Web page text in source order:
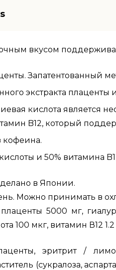
вкусом
Запатентованный
экстракта плаценты
кислота является
B12, который
кофеина.
и 50% витамина
в Японии.
Можно принимать в
плаценты 5000 мг,
100 мкг, витамин В12
эритрит /
(сукралоза,